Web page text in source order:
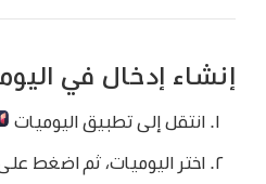
إنشاء إدخال في
انتقل إلى تطبيق اليوميات
اختر اليوميات، ثم اضغط